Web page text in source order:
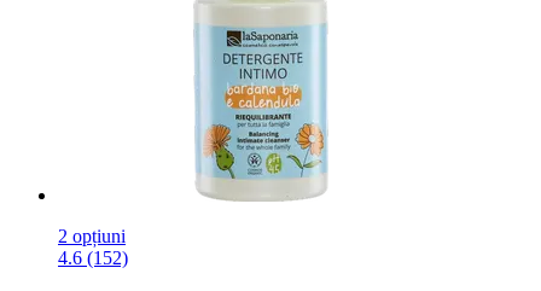
2 opțiuni
4.6 (152)